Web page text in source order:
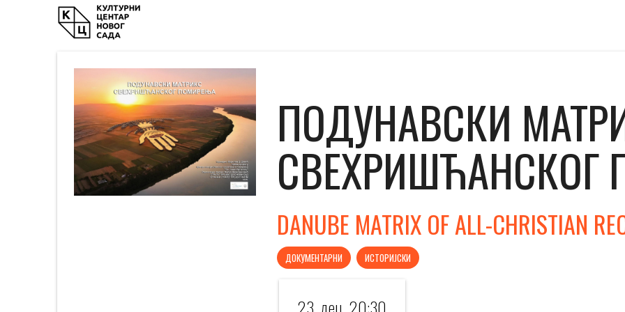
ПОДУНАВСКИ
СВЕХРИШЋАНСКОГ
DANUBE MATRIX OF ALL-CHRISTIAN
ДОКУМЕНТАРНИ ИСТОРИЈСКИ